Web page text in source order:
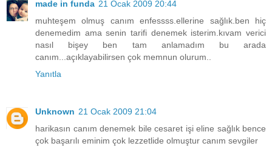
made in funda 21 Ocak 2009 20:44
muhteşem olmuş canım enfessss.ellerine sağlık.ben hiç
denemedim ama senin tarifi denemek isterim.kıvam verici
nasıl bişey ben tam anlamadım bu arada
canım...açıklayabilirsen çok memnun olurum..
Yanıtla
Unknown 21 Ocak 2009 21:04
harikasın canım denemek bile cesaret işi eline sağlık bence
çok başarılı eminim çok lezzetlide olmuştur canım sevgiler